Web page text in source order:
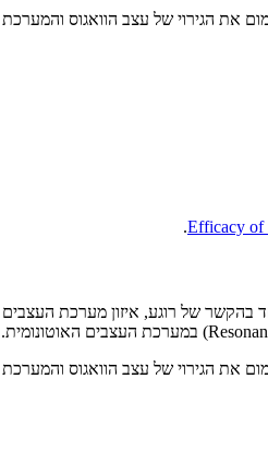
המביא למקסימום את הגירוי של עצב
Efficacy of
במיוחד בהקשר של רוגע, איזון מערכת
המביא למקסימום את הגירוי של עצב